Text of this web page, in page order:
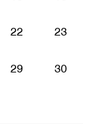
22 23
29 30